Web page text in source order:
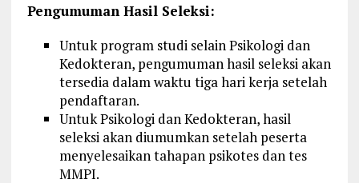
Pengumuman Hasil Seleksi:
Untuk program studi selain Psikologi dan
Kedokteran, pengumuman hasil seleksi akan
tersedia dalam waktu tiga hari kerja setelah
pendaftaran.
Untuk Psikologi dan Kedokteran, hasil
seleksi akan diumumkan setelah peserta
menyelesaikan tahapan psikotes dan tes
MMPI.